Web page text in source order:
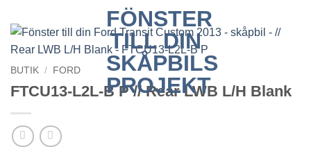
BUTIK / FORD
FTCU13-L2L-B P // Rear LWB L/H Blank